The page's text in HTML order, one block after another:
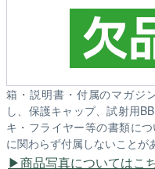
箱・説明書・付属のマガジ
し、保護キャップ、試射用
キ・フライヤー等の書類に
に関わらず付属しないことが
商品写真についてはこ